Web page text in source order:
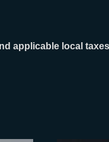
applicable local